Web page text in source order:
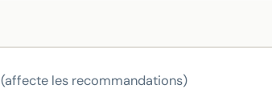
(affecte les recommandations)